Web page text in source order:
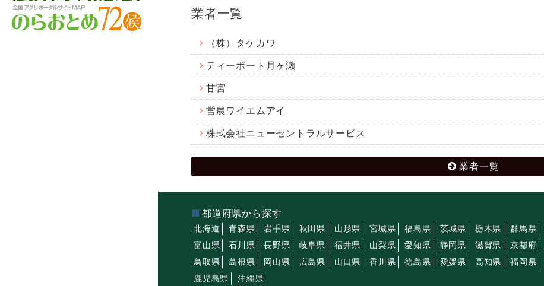
業者一覧
（株）タケカワ
ティーポート月ヶ瀬
甘宮
営農ワイエムアイ
株式会社ニューセントラルサービス
業者一覧
都道府県から探す
北海道 青森県 岩手県 秋田県 山形県 宮城県 福島県 茨城県 栃木県 群馬県
富山県
石川県 長野県 岐阜県 福井県 山梨県 愛知県 静岡県 滋賀県 京都府
鳥取県
島根県 岡山県 広島県 山口県 香川県 徳島県 愛媛県 高知県 福岡県
鹿児島県
沖縄県